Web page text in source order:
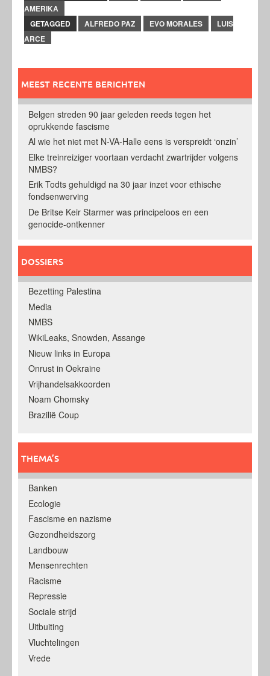
AMERIKA
GETAGGED
ALFREDO PAZ EVO MORALES
LUIS
ARCE
MEEST RECENTE BERICHTEN
Belgen streden 90 jaar geleden reeds tegen het
oprukkende fascisme
Al wie het niet met N-VA-Halle eens is verspreidt ‘onzin’
Elke treinreiziger voortaan verdacht zwartrijder volgens
NMBS?
Erik Todts gehuldigd na 30 jaar inzet voor ethische
fondsenwerving
De Britse Keir Starmer was principeloos en een
genocide-ontkenner
DOSSIERS
Bezetting Palestina
Media
NMBS
WikiLeaks, Snowden, Assange
Nieuw links in Europa
Onrust in Oekraine
Vrijhandelsakkoorden
Noam Chomsky
Brazilië Coup
THEMA’S
Banken
Ecologie
Fascisme en nazisme
Gezondheidszorg
Landbouw
Mensenrechten
Racisme
Repressie
Sociale strijd
Uitbuiting
Vluchtelingen
Vrede